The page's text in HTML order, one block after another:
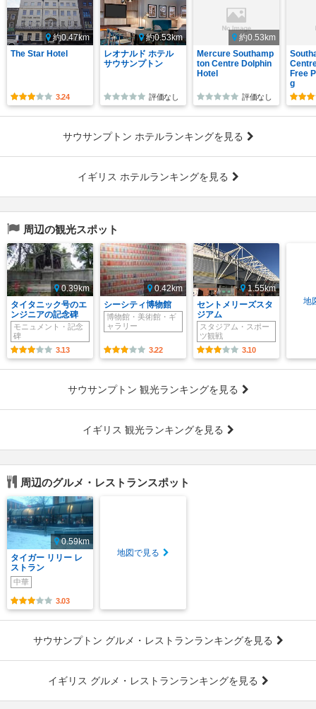
約0.47km
The Star Hotel
3.24
約0.53km
レオナルド ホテル
サウサンプトン
評価なし
約0.53km
Mercure Southamp
ton Centre Dolphin
Hotel
評価なし
Free
g
サウサンプトン ホテルランキングを見る
イギリス ホテルランキングを見る
周辺の観光スポット
0.39km
タイタニック号のエ
ンジニアの記念碑
モニュメント・記念
碑
3.13
0.42km
シーシティ博物館
博物館・美術館・ギ
ャラリー
3.22
1.55km
セントメリーズスタ
ジアム
スタジアム・スポー
ツ観戦
3.10
地
サウサンプトン 観光ランキングを見る
イギリス 観光ランキングを見る
周辺のグルメ・レストランスポット
0.59km
タイガー リリー レ
ストラン
中華
3.03
地図で見る
サウサンプトン グルメ・レストランランキングを見る
イギリス グルメ・レストランランキングを見る